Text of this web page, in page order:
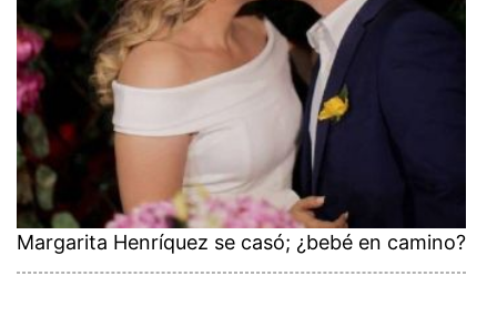
Margarita Henríquez se casó; ¿bebé en camino?